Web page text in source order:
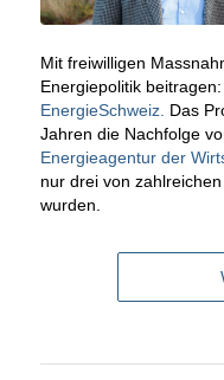
Mit freiwilligen
Energiepolitik
EnergieSchweiz. Das
Jahren die Nachfolge
Energieagentur der
nur drei von
wurden.